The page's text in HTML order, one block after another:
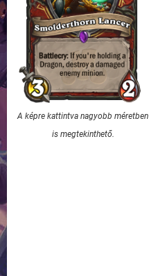
A képre kattintva nagyobb méretben
is megtekinthető.